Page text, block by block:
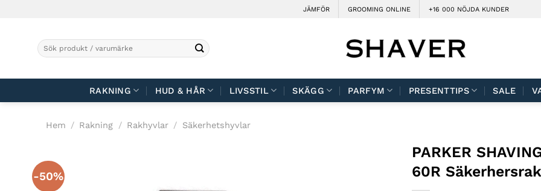
JÄMFÖR GROOMING ONLINE +16 000 NÖJDA KUNDER
Sök
efter:
RAKNING HUD & HÅR LIVSSTIL SKÄGG PARFYM PRESENTTIPS SALE
Hem / Rakning / Rakhyvlar / Säkerhetshyvlar
-50%
PARKER
60R